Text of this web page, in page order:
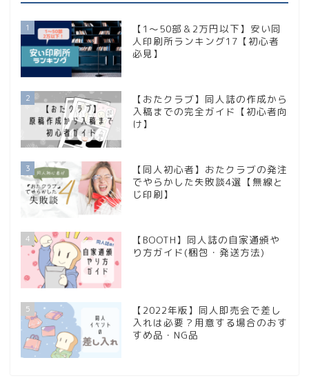
1
【1〜50部＆2万円以下】安い同
人印刷所ランキング17【初心者
必見】
2
【おたクラブ】同人誌の作成から
入稿までの完全ガイド【初心者向
け】
3
【同人初心者】おたクラブの発注
でやらかした失敗談4選【無線と
じ印刷】
4
【BOOTH】同人誌の自家通頒や
り方ガイド(梱包・発送方法)
5
【2022年版】同人即売会で差し
入れは必要？用意する場合のおす
すめ品・NG品